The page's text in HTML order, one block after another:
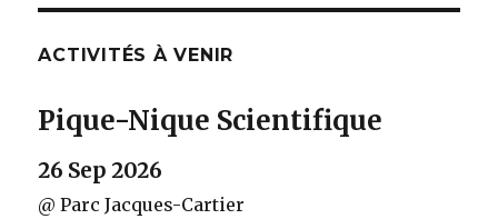
ACTIVITÉS À VENIR
Pique-Nique Scientifique
26 Sep 2026
@ Parc Jacques-Cartier